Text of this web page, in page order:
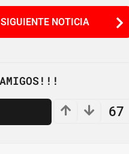
SIGUIENTE NOTICIA
67